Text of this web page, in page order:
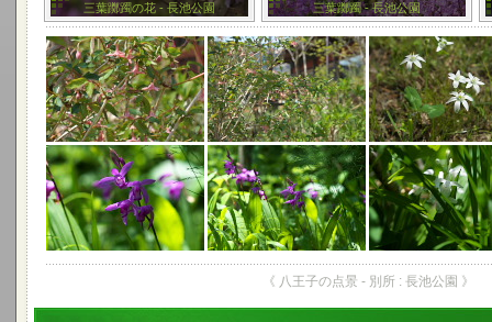
三葉躑躅の花 - 長池公園 三葉躑躅 - 長池公園
《 八王子の点景 - 別所 : 長池公園 》